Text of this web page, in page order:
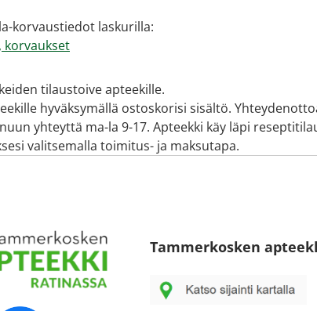
korvaustiedot laskurilla:
korvaukset
tilaustoive apteekille.
hyväksymällä ostoskorisi sisältö.
yhteyttä ma-la 9-17. Apteekki käy läpi
valitsemalla toimitus- ja maksutapa.
Tammerkosken